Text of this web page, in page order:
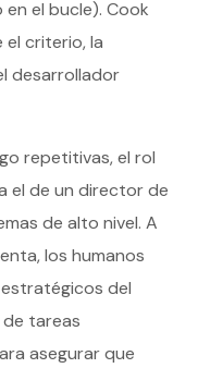
el bucle). Cook
el criterio, la
desarrollador
repetitivas, el rol
el de un director de
de alto nivel. A
los humanos
del
de tareas
asegurar que